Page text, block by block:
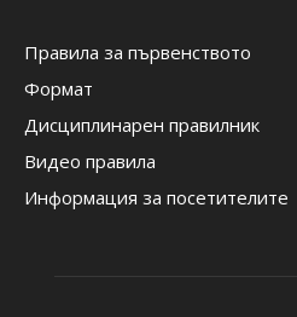
Правила за първенството
Формат
Дисциплинарен правилник
Видео правила
Информация за посетителите